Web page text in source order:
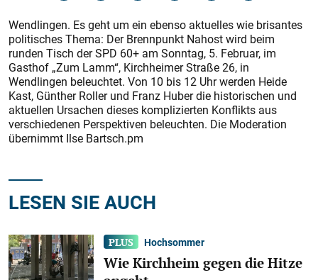
Wendlingen. Es geht um ein ebenso aktuelles wie brisantes
politisches Thema: Der Brennpunkt Nahost wird beim
runden Tisch der SPD 60+ am Sonntag, 5. Februar, im
Gasthof „Zum Lamm“, Kirchheimer Straße 26, in
Wendlingen beleuchtet. Von 10 bis 12 Uhr werden Heide
Kast, Günther Roller und Franz Huber die historischen und
aktuellen Ursachen dieses komplizierten Konflikts aus
verschiedenen Perspektiven beleuchten. Die Moderation
übernimmt Ilse Bartsch.pm
LESEN SIE AUCH
Hochsommer
Wie Kirchheim gegen die Hitze